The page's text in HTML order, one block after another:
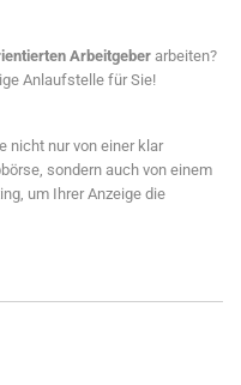
Arbeitgeber arbeiten?
Anlaufstelle für Sie!
nicht nur von einer klar
sondern auch von einem
um Ihrer Anzeige die